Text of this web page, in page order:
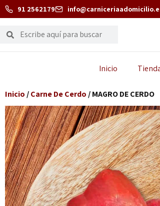
91 2562179
Inicio
Inicio /Carne De Cerdo / MAGRO DE CERDO